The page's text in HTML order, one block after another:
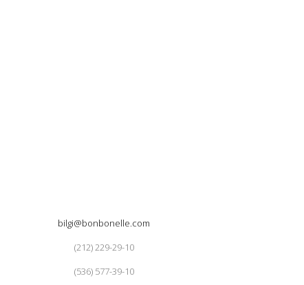
bilgi@bonbonelle.com
(212) 229-29-10
(536) 577-39-10